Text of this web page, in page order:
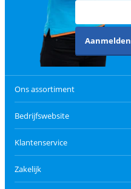
Aanmelden
Ons assortiment
Bedrijfswebsite
Klantenservice
Zakelijk